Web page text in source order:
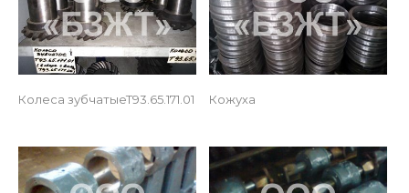
Колеса зубчатыеТ93.65.171.01 Кожуха